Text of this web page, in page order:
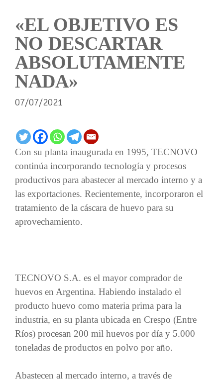
«EL OBJETIVO ES
NO DESCARTAR
ABSOLUTAMENTE
NADA»
07/07/2021
Con su planta inaugurada en 1995, TECNOVO
continúa incorporando tecnología y procesos
productivos para abastecer al mercado interno y a
las exportaciones. Recientemente, incorporaron el
tratamiento de la cáscara de huevo para su
aprovechamiento.
TECNOVO S.A. es el mayor comprador de
huevos en Argentina. Habiendo instalado el
producto huevo como materia prima para la
industria, en su planta ubicada en Crespo (Entre
Ríos) procesan 200 mil huevos por día y 5.000
toneladas de productos en polvo por año.
Abastecen al mercado interno, a través de